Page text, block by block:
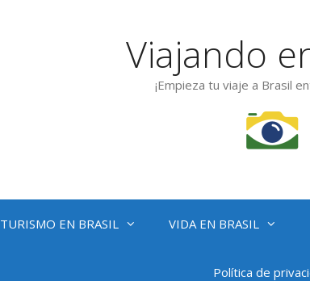
Viajando
¡Empieza tu viaje a Brasil
TURISMO EN BRASIL VIDA EN BRASIL
Política de